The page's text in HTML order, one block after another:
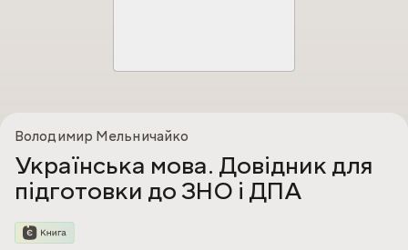
Володимир Мельничайко
Українська мова. Довідник для
підготовки до ЗНО і ДПА